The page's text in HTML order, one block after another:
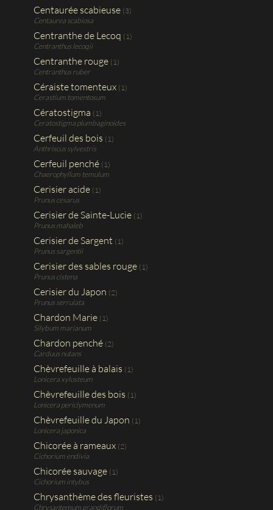
Centaurée scabieuse (3)
Centaurea scabiosa
Centranthe de Lecoq (1)
Centranthus lecoqii
Centranthe rouge (1)
Centranthus ruber
Céraiste tomenteux (1)
Cerastium tomentosum
Cératostigma (1)
Ceratostigma plumbaginoides
Cerfeuil des bois (1)
Anthriscus sylvestris
Cerfeuil penché (1)
Chaerophyllum temulum
Cerisier acide (1)
Prunus cesarus
Cerisier de Sainte-Lucie (1)
Prunus mahaleb
Cerisier de Sargent (1)
Prunus sargentii
Cerisier des sables rouge (1)
Prunus cistena
Cerisier du Japon (2)
Prunus serrulata
Chardon Marie (1)
Silybum marianum
Chardon penché (2)
Carduus nutans
Chèvrefeuille à balais (1)
Lonicera xylosteum
Chèvrefeuille des bois (1)
Lonicera periclymenum
Chèvrefeuille du Japon (1)
Lonicera japonica
Chicorée à rameaux (2)
Cichorium endivia
Chicorée sauvage (1)
Cichorium intybus
Chrysanthème des fleuristes (1)
Chrysantemum grandiflorum